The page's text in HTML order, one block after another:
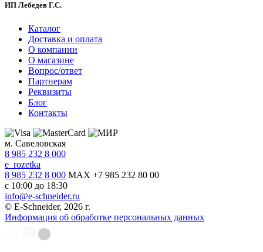
ИП Лебедев Г.С.
Каталог
Доставка и оплата
О компании
О магазине
Вопрос/ответ
Партнерам
Реквизиты
Блог
Контакты
м. Савеловская
8 985 232 8 000
e_rozetka
8 985 232 8 000 MAX +7 985 232 80 00
с 10:00 до 18:30
info@e-schneider.ru
© E-Schneider, 2026 г.
Информация об обработке персональных данных